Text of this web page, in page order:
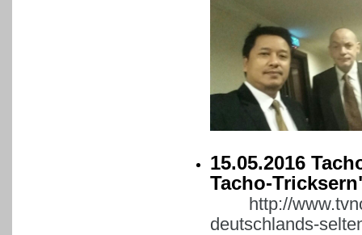
15.05.2016
Tacho-
http://
deutschlands-